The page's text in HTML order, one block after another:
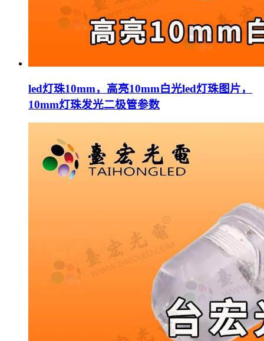
led灯珠10mm，高亮10mm白光led灯珠图片，
10mm灯珠发光二极管参数